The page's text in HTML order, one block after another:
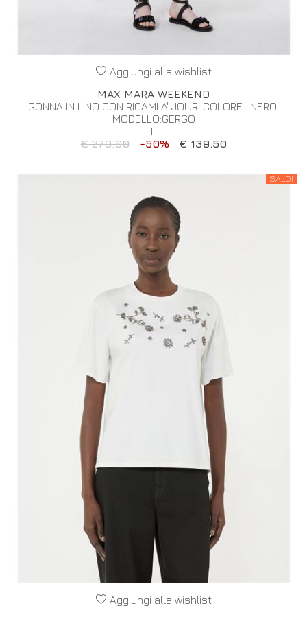
Aggiungi alla wishlist
MAX MARA WEEKEND
GONNA IN LINO CON RICAMI A' JOUR. COLORE : NERO.
MODELLO:GERGO
L
€ 279.00
-50% € 139.50
SALDI
Aggiungi alla wishlist